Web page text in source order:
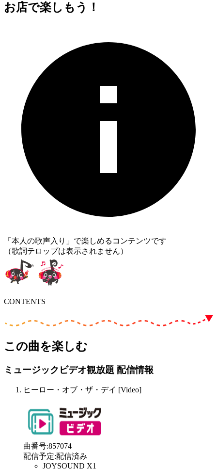
お店で楽しもう！
「本人の歌声入り」で楽しめるコンテンツです
（歌詞テロップは表示されません）
CONTENTS
この曲を楽しむ
ミュージックビデオ観放題 配信情報
ヒーロー・オブ・ザ・デイ [Video]
曲番号:857074
配信予定:配信済み
JOYSOUND X1